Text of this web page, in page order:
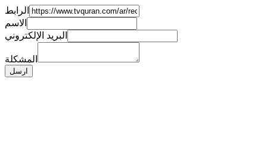
الرابط
الاسم
البريد الإلكتروني
المشكلة
ارسل